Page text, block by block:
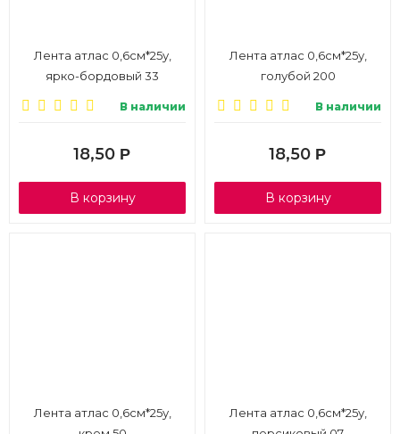
Лента атлас 0,6см*25у,
ярко-бордовый 33
В наличии
18,50 Р
В корзину
Лента атлас 0,6см*25у,
голубой 200
В наличии
18,50 Р
В корзину
Лента атлас 0,6см*25у,
Лента атлас 0,6см*25у,